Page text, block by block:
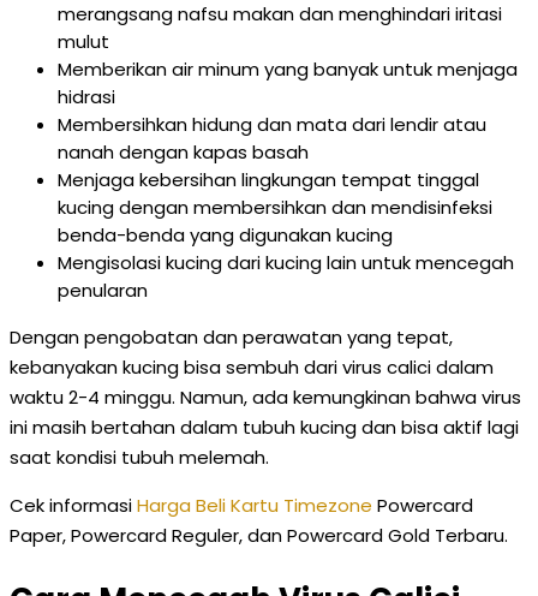
merangsang nafsu makan dan menghindari iritasi
mulut
Memberikan air minum yang banyak untuk menjaga
hidrasi
Membersihkan hidung dan mata dari lendir atau
nanah dengan kapas basah
Menjaga kebersihan lingkungan tempat tinggal
kucing dengan membersihkan dan mendisinfeksi
benda-benda yang digunakan kucing
Mengisolasi kucing dari kucing lain untuk mencegah
penularan
Dengan pengobatan dan perawatan yang tepat,
kebanyakan kucing bisa sembuh dari virus calici dalam
waktu 2-4 minggu. Namun, ada kemungkinan bahwa virus
ini masih bertahan dalam tubuh kucing dan bisa aktif lagi
saat kondisi tubuh melemah.
Cek informasiHarga Beli Kartu Timezone Powercard
Paper, Powercard Reguler, dan Powercard Gold Terbaru.